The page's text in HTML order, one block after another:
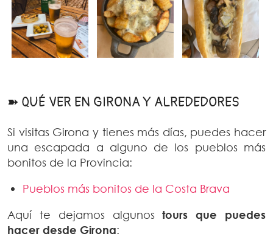
➽ QUÉ VER EN GIRONA Y ALREDEDORES
Si visitas Girona y tienes más días, puedes hacer
una escapada a alguno de los pueblos más
bonitos de la Provincia:
Pueblos más bonitos de la Costa Brava
Aquí te dejamos algunostours que puedes
hacer desde Girona: